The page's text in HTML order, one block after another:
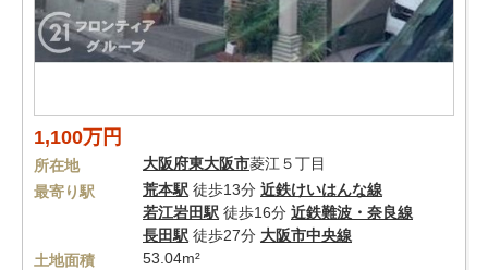
1,100万円
所在地 大阪府東大阪市菱江５丁目
最寄り駅
荒本駅 徒歩13分 近鉄けいはんな線
若江岩田駅 徒歩16分 近鉄難波・奈良線
長田駅 徒歩27分 大阪市中央線
土地面積
53.04m²